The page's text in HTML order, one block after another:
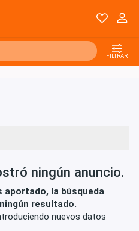
FILTRAR
ningún anuncio.
aportado, la búsqueda
resultado.
nuevos datos